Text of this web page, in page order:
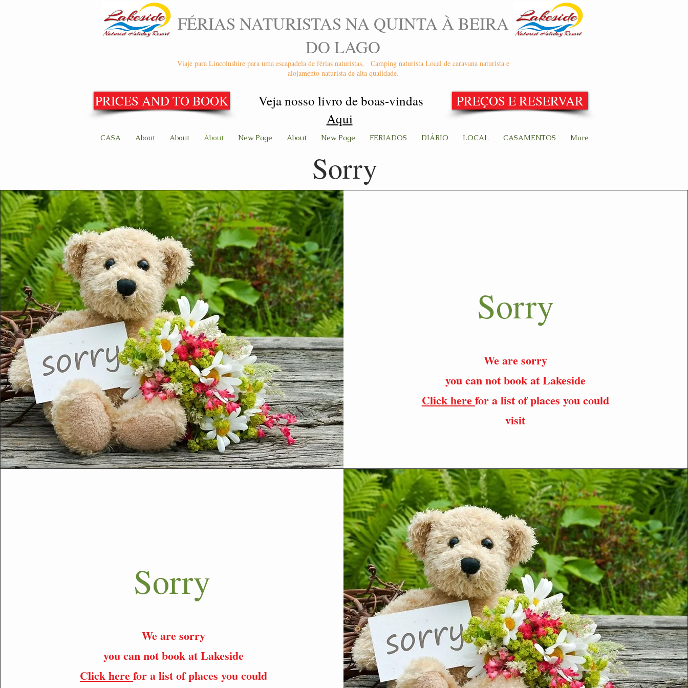
FÉRIAS NATURISTAS NA QUINTA À BEIRA
DO LAGO
Viaje para Lincolnshire para uma escapadela de férias naturistas,
Camping naturista Local de caravana naturista e
alojamento naturista de alta qualidade.
PRICES AND TO BOOK
Veja nosso livro de boas-vindas
Aqui
PREÇOS E RESERVAR
CASA About About About New Page About New Page FERIADOS DIÁRIO LOCAL CASAMENTOS More
Sorry
Sorry
We are sorry
you can not book at Lakeside
Click herefor a list of places you could
visit
Sorry
We are sorry
you can not book at Lakeside
Click herefor a list of places you could